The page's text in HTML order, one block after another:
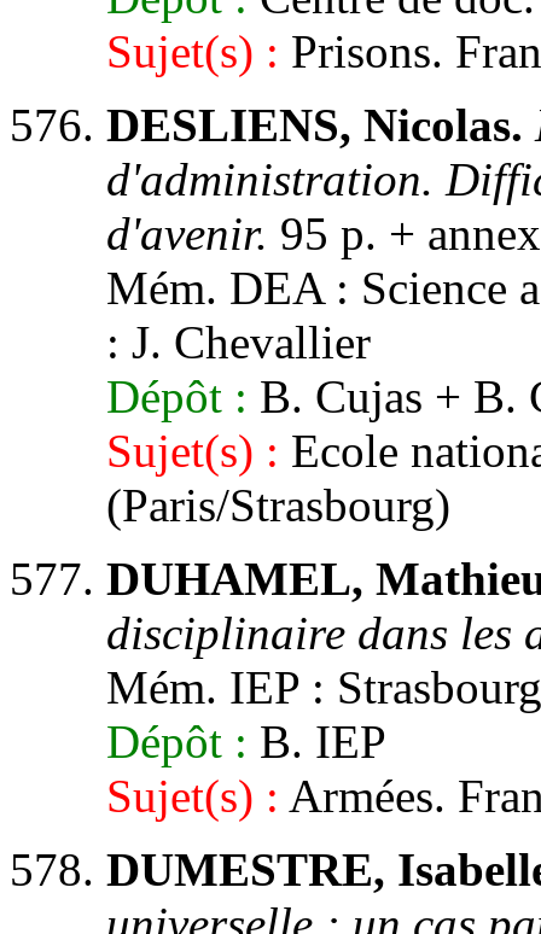
Sujet(s) : Prisons.
DESLIENS, Nicolas.
d'administration.
d'avenir. 95 p. +
Mém. DEA : Science
: J. Chevallier
Dépôt : B. Cujas + B.
Sujet(s) : Ecole
(Paris/Strasbourg)
DUHAMEL,
disciplinaire dans les
Mém. IEP :
Dépôt : B. IEP
Sujet(s) : Armées.
DUMESTRE,